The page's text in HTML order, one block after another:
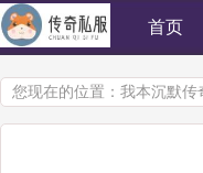
首页
您现在的位置： 我本沉默传